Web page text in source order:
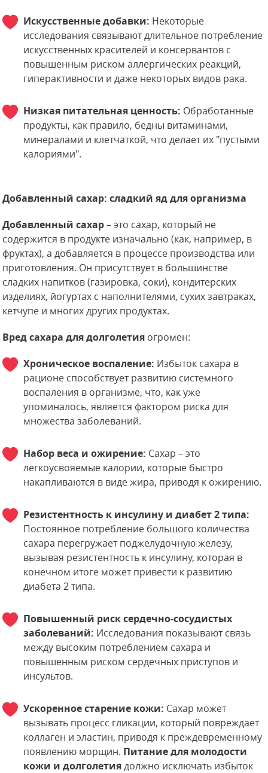
Искусственные добавки: Некоторые
исследования связывают длительное потребление
искусственных красителей и консервантов с
повышенным риском аллергических реакций,
гиперактивности и даже некоторых видов рака.
Низкая питательная ценность: Обработанные
продукты, как правило, бедны витаминами,
минералами и клетчаткой, что делает их "пустыми
калориями".
Добавленный сахар: сладкий яд для организма
Добавленный сахар– это сахар, который не
содержится в продукте изначально (как, например, в
фруктах), а добавляется в процессе производства или
приготовления. Он присутствует в большинстве
сладких напитков (газировка, соки), кондитерских
изделиях, йогуртах с наполнителями, сухих завтраках,
кетчупе и многих других продуктах.
Вред сахара для долголетия огромен:
Хроническое воспаление: Избыток сахара в
рационе способствует развитию системного
воспаления в организме, что, как уже
упоминалось, является фактором риска для
множества заболеваний.
Набор веса и ожирение: Сахар – это
легкоусвояемые калории, которые быстро
накапливаются в виде жира, приводя к ожирению.
Резистентность к инсулину и диабет 2 типа:
Постоянное потребление большого количества
сахара перегружает поджелудочную железу,
вызывая резистентность к инсулину, которая в
конечном итоге может привести к развитию
диабета 2 типа.
Повышенный риск сердечно-сосудистых
заболеваний: Исследования показывают связь
между высоким потреблением сахара и
повышенным риском сердечных приступов и
инсультов.
Ускоренное старение кожи: Сахар может
вызывать процесс гликации, который повреждает
коллаген и эластин, приводя к преждевременному
появлению морщин. Питание для молодости
кожи и долголетиядолжно исключать избыток